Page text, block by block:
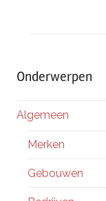
Onderwerpen
Algemeen
Merken
Gebouwen